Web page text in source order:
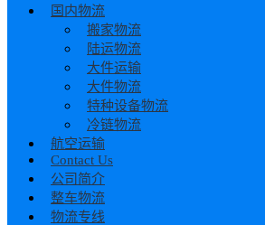
国内物流
搬家物流
陆运物流
大件运输
大件物流
特种设备物流
冷链物流
航空运输
Contact Us
公司简介
整车物流
物流专线